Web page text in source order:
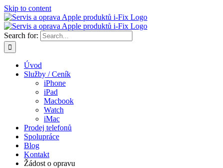
Skip to content
Search for:
Úvod
Služby / Ceník
iPhone
iPad
Macbook
Watch
iMac
Prodej telefonů
Spolupráce
Blog
Kontakt
Žádost o opravu